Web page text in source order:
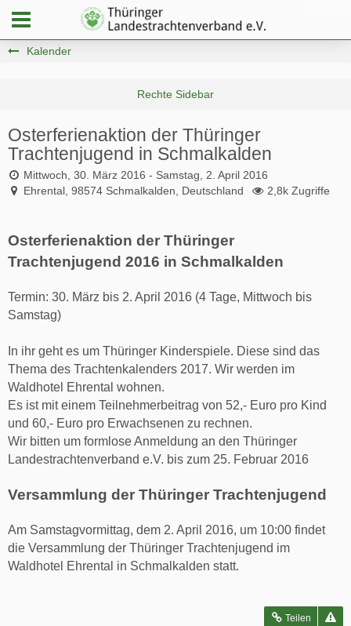
Kalender
Osterferienaktion der Thüringer
Trachtenjugend in Schmalkalden
Mittwoch, 30. März 2016 - Samstag, 2. April 2016
Ehrental, 98574 Schmalkalden, Deutschland
2,8k Zugriffe
Osterferienaktion der Thüringer
Trachtenjugend 2016 in Schmalkalden
Termin: 30. März bis 2. April 2016 (4 Tage, Mittwoch bis
Samstag)
In ihr geht es um Thüringer Kinderspiele. Diese sind das
Thema des Trachtenkalenders 2017. Wir werden im
Waldhotel Ehrental wohnen.
Es ist mit einem Teilnehmerbeitrag von 52,- Euro pro Kind
und 60,- Euro pro Erwachsenen zu rechnen.
Wir bitten um formlose Anmeldung an den Thüringer
Landestrachtenverband e.V. bis zum 25. Februar 2016
Versammlung der Thüringer Trachtenjugend
Am Samstagvormittag, dem 2. April 2016, um 10:00 findet
die Versammlung der Thüringer Trachtenjugend im
Waldhotel Ehrental in Schmalkalden statt.
Teilen